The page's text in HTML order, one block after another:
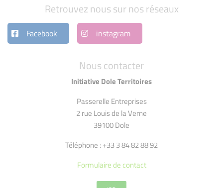
Nous contacter
Initiative Dole Territoires
Passerelle Entreprises
2 rue Louis de la Verne
39100 Dole
Téléphone : +33 3 84 82 88 92
Formulaire de contact
Retrouvez nous sur nos réseaux
Facebook instagram